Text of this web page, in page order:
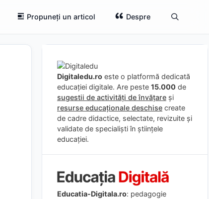
Propuneți un articol Despre
Digitaledu.ro este o platformă dedicată
educației digitale. Are peste 15.000 de
sugestii de activități de învățare și
resurse educaționale deschise create
de cadre didactice, selectate, revizuite și
validate de specialiști în științele
educației.
Educatia-Digitala.ro: pedagogie